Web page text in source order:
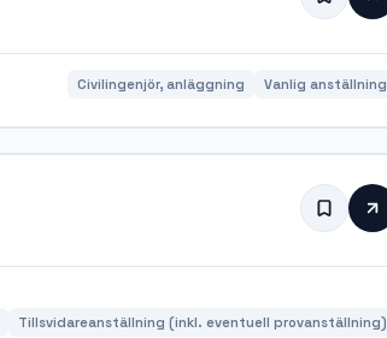
Civilingenjör, anläggning Vanlig anställning
Tillsvidareanställning (inkl. eventuell provanställning)